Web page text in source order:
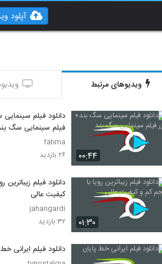
آپلود
ویدیوهای مرتبط
۰۰:۴۴
دانلود فیلم
فیلم سینمایی سگ
fatima
۲۶ بازدید
۰۱:۳۰
دانلود فیلم زیباترین
کیفیت عالی
jahangardi
۳۲ بازدید
دانلود فیلم ایرانی